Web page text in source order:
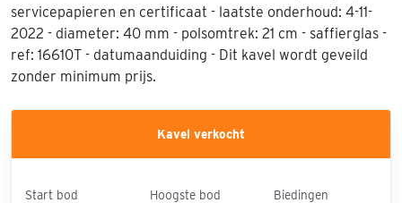
servicepapieren en certificaat - laatste onderhoud: 4-11-
2022 - diameter: 40 mm - polsomtrek: 21 cm - saffierglas -
ref: 16610T - datumaanduiding - Dit kavel wordt geveild
zonder minimum prijs.
Kavel verkocht
Start bod Hoogste bod Biedingen